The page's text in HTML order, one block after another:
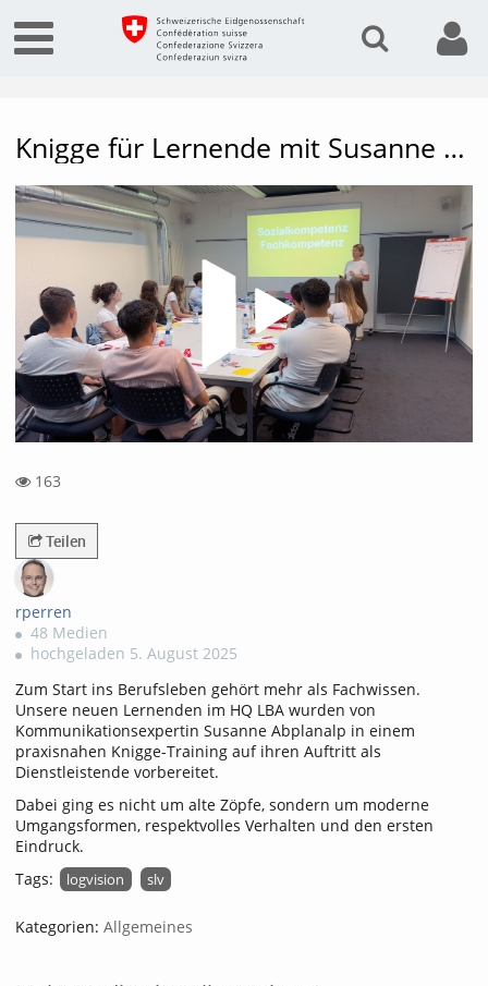
Knigge für Lernende mit Susanne Abplanalp
163
Teilen
rperren
48 Medien
hochgeladen 5. August 2025
Zum Start ins Berufsleben gehört mehr als Fachwissen.
Unsere neuen Lernenden im HQ LBA wurden von
Kommunikationsexpertin Susanne Abplanalp in einem
praxisnahen Knigge-Training auf ihren Auftritt als
Dienstleistende vorbereitet.
Dabei ging es nicht um alte Zöpfe, sondern um moderne
Umgangsformen, respektvolles Verhalten und den ersten
Eindruck.
Tags:
logvision slv
Kategorien: Allgemeines